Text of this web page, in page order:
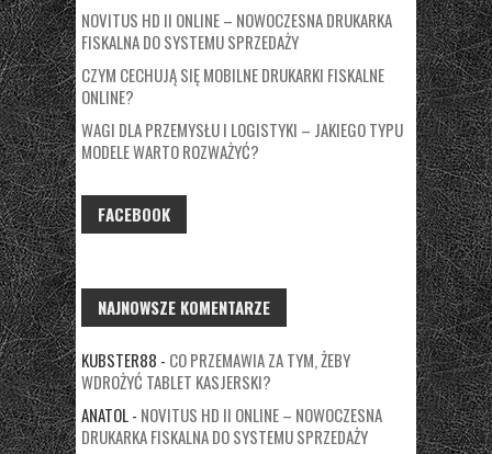
NOVITUS HD II ONLINE – NOWOCZESNA DRUKARKA
FISKALNA DO SYSTEMU SPRZEDAŻY
CZYM CECHUJĄ SIĘ MOBILNE DRUKARKI FISKALNE
ONLINE?
WAGI DLA PRZEMYSŁU I LOGISTYKI – JAKIEGO TYPU
MODELE WARTO ROZWAŻYĆ?
FACEBOOK
NAJNOWSZE KOMENTARZE
KUBSTER88 - CO PRZEMAWIA ZA TYM, ŻEBY
WDROŻYĆ TABLET KASJERSKI?
ANATOL- NOVITUS HD II ONLINE – NOWOCZESNA
DRUKARKA FISKALNA DO SYSTEMU SPRZEDAŻY